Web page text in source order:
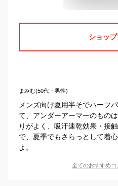
ショッ
まみむ(50代・男性)
メンズ向け夏用半そでハーフ
て、アンダーアーマーのもの
りがよく、吸汗速乾効果・接
で、夏季でもさらっとして着
よ。
全てのおすすめコ